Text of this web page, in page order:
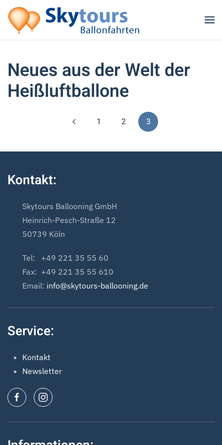
Zum Hauptinhalt springen
Neues aus der Welt der
Heißluftballone
1 2 3
Kontakt:
Skytours Ballooning GmbH
Heinrich-Pesch-Straße 12
50739 Köln
Tel: +49 221 35 55 60
Fax: +49 221 35 55 610
Email: info@skytours-ballooning.de
Service:
Kontakt
Newsletter